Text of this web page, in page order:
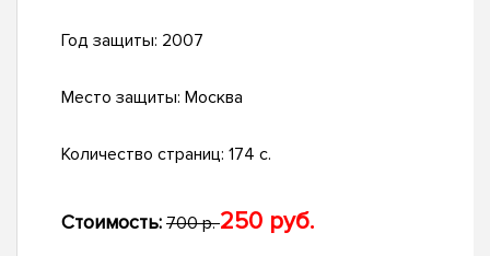
Год защиты: 2007
Место защиты: Москва
Количество страниц: 174 с.
Стоимость: 700 р.250 руб.